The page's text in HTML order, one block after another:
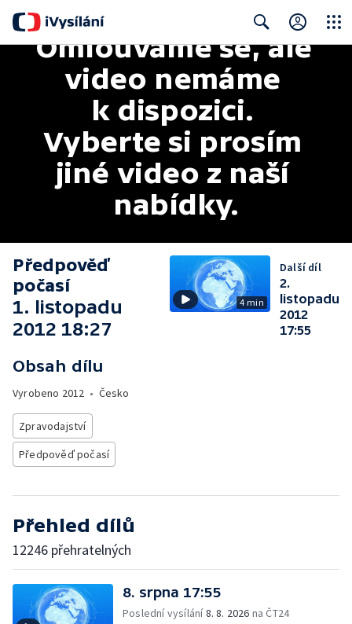
Search
Omlouváme se, ale
video nemáme
k dispozici.
Vyberte si prosím
jiné video z naší
nabídky.
Předpověď
počasí
1. listopadu
2012 18:27
Obsah dílu
Vyrobeno 2012 • Česko
Zpravodajství
Předpověď počasí
4 min
Další díl
2.
listopadu
2012
17:55
Přehled dílů
12246 přehratelných
8. srpna 17:55
Poslední vysílání8. 8. 2026 na ČT24